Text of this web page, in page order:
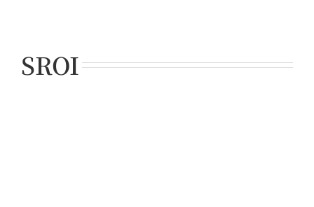
SROI